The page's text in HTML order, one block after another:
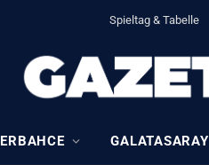
Spieltag & Tabelle
GALATASARAY